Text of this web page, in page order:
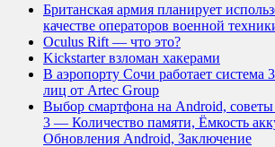
Британская армия планирует
качестве операторов военной
Oculus Rift — что это?
Kickstarter взломан хакерами
В аэропорту Сочи работает система
лиц от Artec Group
Выбор смартфона на Android,
3 — Количество памяти, Ёмкость
Обновления Android, Заключение